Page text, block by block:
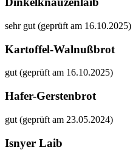
sehr gut (geprüft am 16.10.2025)
Kartoffel-Walnußbrot
gut (geprüft am 16.10.2025)
Hafer-Gerstenbrot
gut (geprüft am 23.05.2024)
Isnyer Laib